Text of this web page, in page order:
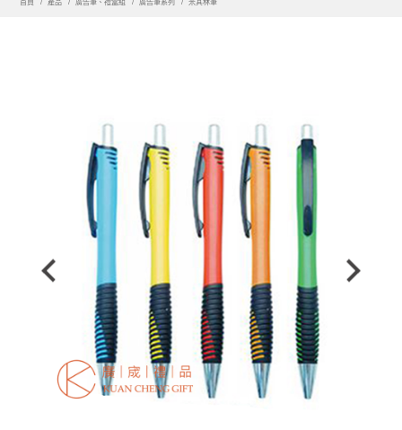
首頁 產品 廣告筆、禮盒組 廣告筆系列 米其林筆